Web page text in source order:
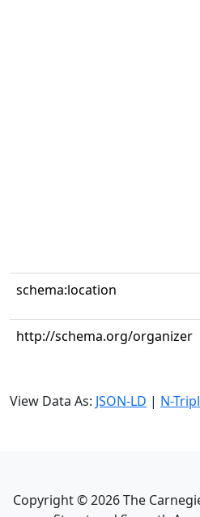
schema:location
http://schema.org/organizer
View Data As: JSON-LD | N-
Copyright ©2026The